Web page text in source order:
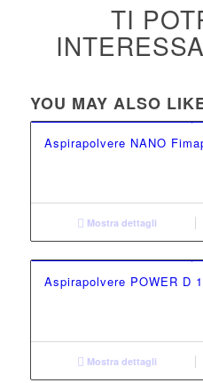
TI
YOU MAY ALSO
Aspirapolvere NANO
Mostra dettagli
Aspirapolvere POWER D
Mostra dettagli